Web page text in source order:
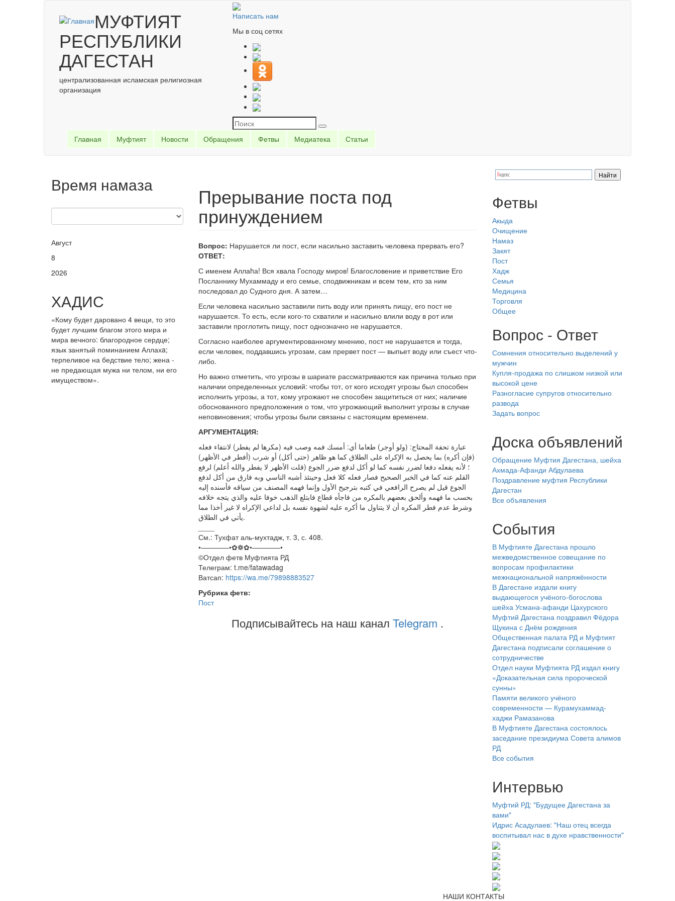
МУФТИЯТ
РЕСПУБЛИКИ
ДАГЕСТАН
централизованная исламская религиозная
организация
Написать нам
Мы в соц сетях
Главная Муфтият Новости Обращения Фетвы Медиатека Статьи
Прерывание поста под
принуждением
Вопрос: Нарушается ли пост, если насильно заставить человека прервать его?
ОТВЕТ:
С именем Аллаhа! Вся хвала Господу миров! Благословение и приветствие Его
Посланнику Мухаммаду и его семье, сподвижникам и всем тем, кто за ним
последовал до Судного дня. А затем…
Если человека насильно заставили пить воду или принять пищу, его пост не
нарушается. То есть, если кого-то схватили и насильно влили воду в рот или
заставили проглотить пищу, пост однозначно не нарушается.
Согласно наиболее аргументированному мнению, пост не нарушается и тогда,
если человек, поддавшись угрозам, сам прервет пост — выпьет воду или съест что-
либо.
Но важно отметить, что угрозы в шариате рассматриваются как причина только при
наличии определенных условий: чтобы тот, от кого исходят угрозы был способен
исполнить угрозы, а тот, кому угрожают не способен защититься от них; наличие
обоснованного предположения о том, что угрожающий выполнит угрозы в случае
неповиновения; чтобы угрозы были связаны с настоящим временем.
АРГУМЕНТАЦИЯ:
عبارة تحفة المحتاج: (ولو أوجر) طعاما أي: أمسك فمه وصب فيه (مكرها لم يفطر) لانتفاء فعله
(فإن أكره) بما يحصل به الإكراه على الطلاق كما هو ظاهر (حتى أكل) أو شرب (أفطر في الأظهر)
؛ لأنه يفعله دفعا لضرر نفسه كما لو أكل لدفع ضرر الجوع (قلت الأظهر لا يفطر والله أعلم) لرفع
القلم عنه كما في الخبر الصحيح فصار فعله كلا فعل وحينئذ أشبه الناسي وبه فارق من أكل لدفع
الجوع قيل لم يصرح الرافعي في كتبه بترجيح الأول وإنما فهمه المصنف من سياقه فأسنده إليه
بحسب ما فهمه وألحق بعضهم بالمكره من فاجأه قطاع فابتلع الذهب خوفا عليه والذي يتجه خلافه
وشرط عدم فطر المكره أن لا يتناول ما أكره عليه لشهوة نفسه بل لداعي الإكراه لا غير أخذا مما
يأتي في الطلاق.
См.: Тухфат аль-мухтадж, т. 3, с. 408.
•————•✿❁✿•————•
©️Отдел фетв Муфтията РД
Телеграм: t.me/fatawadag
Ватсап: https://wa.me/79898883527
Рубрика фетв:
Пост
Подписывайтесь на наш канал Telegram .
Время намаза
Август
8
2026
ХАДИС
«Кому будет даровано 4 вещи, то это
будет лучшим благом этого мира и
мира вечного: благородное сердце;
язык занятый поминанием Аллахa;
терпеливое на бедствие тело; жена -
не предающая мужа ни телом, ни его
имуществом».
Фетвы
Акыда
Очищение
Намаз
Закят
Пост
Хадж
Семья
Медицина
Торговля
Общее
Вопрос - Ответ
Сомнения относительно выделений у
мужчин
Купля-продажа по слишком низкой или
высокой цене
Разногласие супругов относительно
развода
Задать вопрос
Доска объявлений
Обращение Муфтия Дагестана, шейха
Ахмада-Афанди Абдулаева
Поздравление муфтия Республики
Дагестан
Все объявления
События
В Муфтияте Дагестана прошло
межведомственное совещание по
вопросам профилактики
межнациональной напряжённости
В Дагестане издали книгу
выдающегося учёного-богослова
шейха Усмана-афанди Цахурского
Муфтий Дагестана поздравил Фёдора
Щукина с Днём рождения
Общественная палата РД и Муфтият
Дагестана подписали соглашение о
сотрудничестве
Отдел науки Муфтията РД издал книгу
«Доказательная сила пророческой
сунны»
Памяти великого учёного
современности — Курамухаммад-
хаджи Рамазанова
В Муфтияте Дагестана состоялось
заседание президиума Совета алимов
РД
Все события
Интервью
Муфтий РД: "Будущее Дагестана за
вами"
Идрис Асадулаев: "Наш отец всегда
воспитывал нас в духе нравственности"
НАШИ КОНТАКТЫ